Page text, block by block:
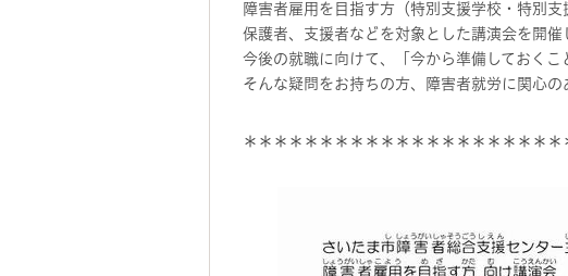
障害者雇用を目指す方（特別支援学校・特別
保護者、支援者などを対象とした講演会を開催
今後の就職に向けて、「今から準備しておくこ
そんな疑問をお持ちの方、障害者就労に関心
＊＊＊＊＊＊＊＊＊＊＊＊＊＊＊＊＊＊＊＊